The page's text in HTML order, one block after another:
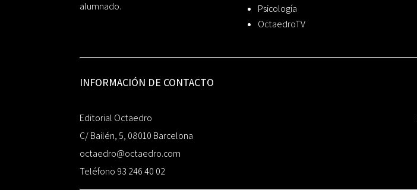
alumnado.
Psicología
OctaedroTV
INFORMACIÓN DE CONTACTO
Editorial Octaedro
C/ Bailén, 5, 08010 Barcelona
octaedro@octaedro.com
Teléfono 93 246 40 02